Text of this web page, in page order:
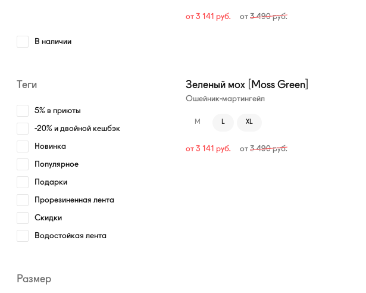
В наличии
Теги
5% в приюты
-20% и двойной кешбэк
Новинка
Популярное
Подарки
Прорезиненная лента
Скидки
Водостойкая лента
Размер
от 3 141 руб. от3 490руб.
Зеленый мох [Moss Green]
Ошейник-мартингейл
M L XL
от 3 141 руб. от3 490руб.